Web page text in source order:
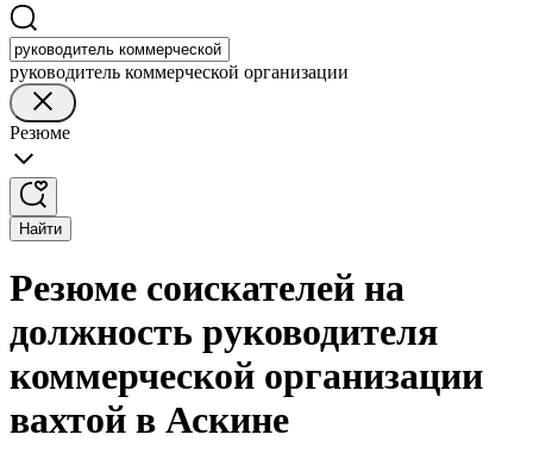
руководитель коммерческой организации
Резюме
Найти
Резюме соискателей на
должность руководителя
коммерческой организации
вахтой в Аскине